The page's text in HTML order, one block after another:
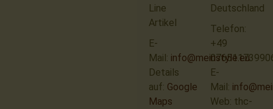
Deutschland
Telefon:
+49
E-
Mail:
Web: thc-
Line
Artikel
E-
Mail: info@meinstyle.eu
Details
auf: Google
Maps